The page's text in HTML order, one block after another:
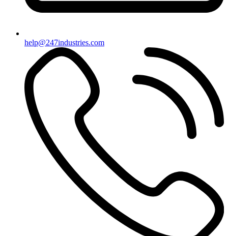
help@247industries.com